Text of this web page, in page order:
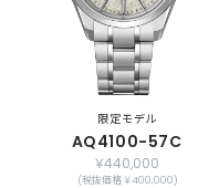
限定モデル
AQ4100-57C
￥440,000
(税抜価格 ￥400,000)